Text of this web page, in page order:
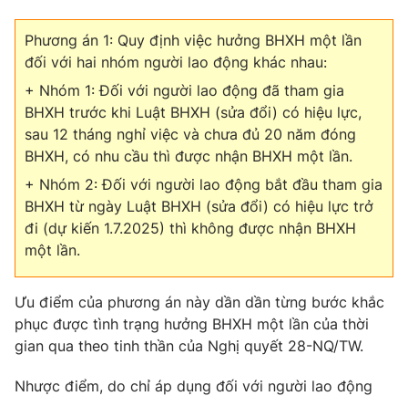
® Cấm sao chép dưới mọi hình thức nếu không có sự chấp
thuận bằng văn bản. Ghi rõ nguồn VTV.vn khi phát hành lại
thông tin từ website này.
Phương án 1: Quy định việc hưởng BHXH một lần
đối với hai nhóm người lao động khác nhau:
+ Nhóm 1: Đối với người lao động đã tham gia
BHXH trước khi Luật BHXH (sửa đổi) có hiệu lực,
sau 12 tháng nghỉ việc và chưa đủ 20 năm đóng
BHXH, có nhu cầu thì được nhận BHXH một lần.
+ Nhóm 2: Đối với người lao động bắt đầu tham gia
BHXH từ ngày Luật BHXH (sửa đổi) có hiệu lực trở
đi (dự kiến 1.7.2025) thì không được nhận BHXH
một lần.
Ưu điểm của phương án này dần dần từng bước khắc
phục được tình trạng hưởng BHXH một lần của thời
gian qua theo tinh thần của Nghị quyết 28-NQ/TW.
Nhược điểm, do chỉ áp dụng đối với người lao động